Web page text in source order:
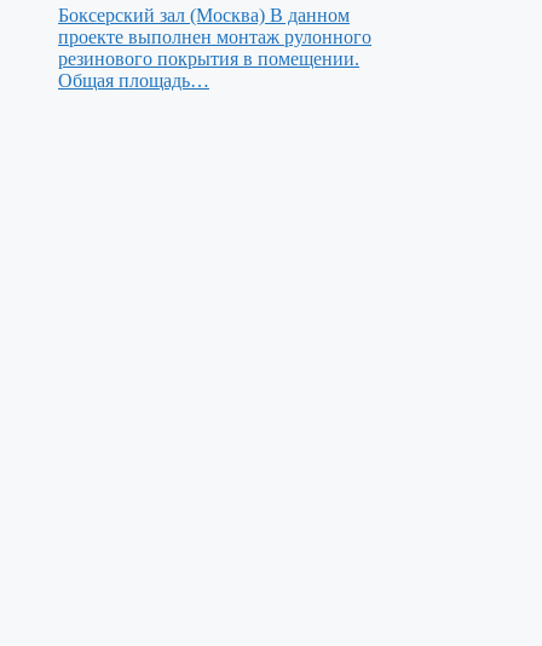
Боксерский зал (Москва) В данном
проекте выполнен монтаж рулонного
резинового покрытия в помещении.
Общая площадь…